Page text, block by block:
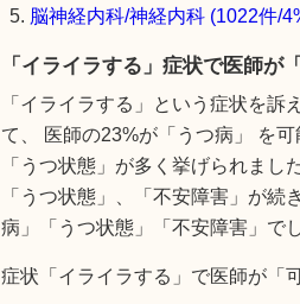
脳神経内科/神経内科 (1022件/
「イライラする」症状で医師が
「イライラする」という症状を
て、 医師の23%が「うつ病」 を
「うつ状態」が多く挙げられまし
「うつ状態」、「不安障害」が
病」「うつ状態」「不安障害」でし
症状「イライラする」で医師が「